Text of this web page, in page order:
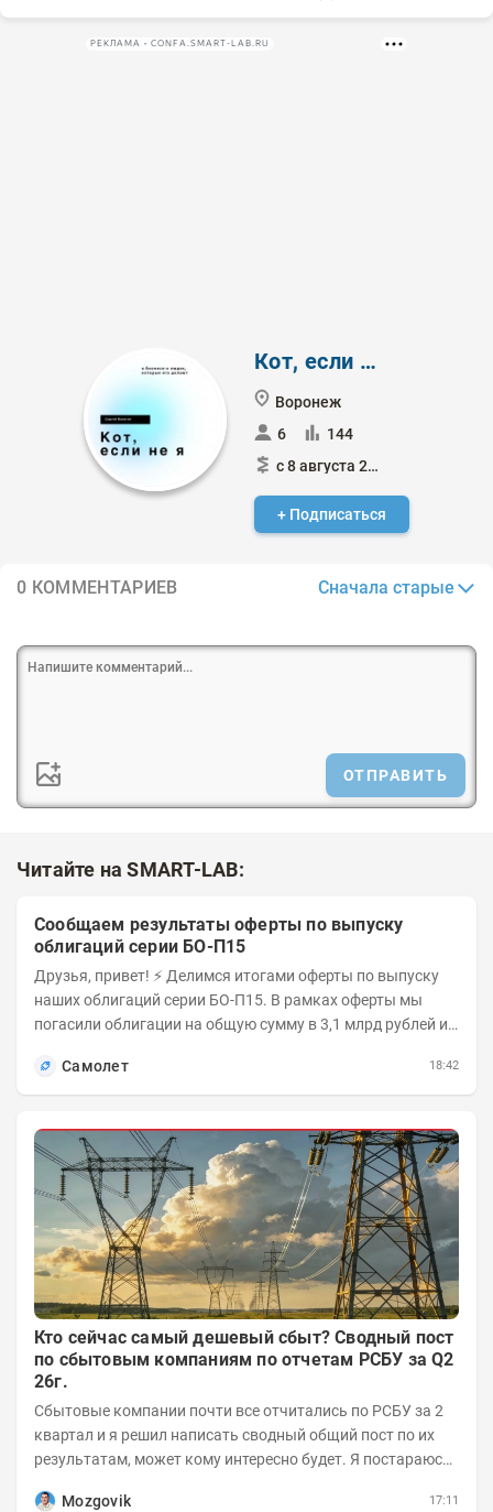
РЕКЛАМА • CONFA.SMART-LAB.RU
Кот, если не я
Воронеж
6
144
с 8 августа 2024
+ Подписаться
0 КОММЕНТАРИЕВ Сначала старые
ОТПРАВИТЬ
Читайте на SMART-LAB:
Сообщаем результаты оферты по выпуску
облигаций серии БО-П15
Друзья, привет! ⚡️ Делимся итогами оферты по выпуску
наших облигаций серии БО-П15. В рамках оферты мы
погасили облигации на общую сумму в 3,1 млрд рублей из
Самолет
18:42
Кто сейчас самый дешевый сбыт? Сводный пост
по сбытовым компаниям по отчетам РСБУ за Q2
26г.
Сбытовые компании почти все отчитались по РСБУ за 2
квартал и я решил написать сводный общий пост по их
результатам, может кому интересно будет. Я постараюсь
Mozgovik
17:11